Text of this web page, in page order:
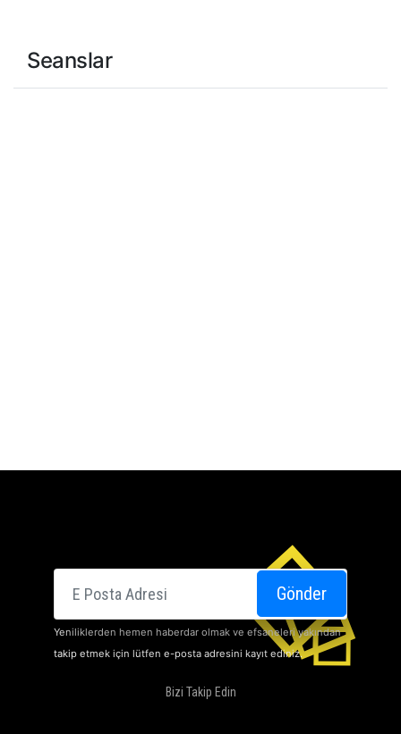
Seanslar
Gönder
Yeniliklerden hemen haberdar olmak ve efsaneleri yakından
takip etmek için lütfen e-posta adresini kayıt ediniz.
Bizi Takip Edin